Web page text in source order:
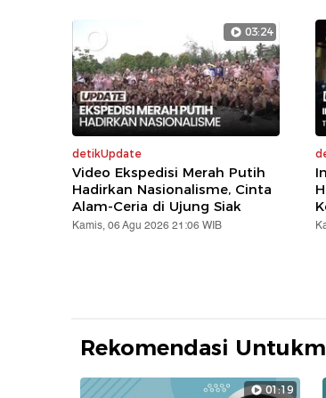
03:24
detikUpdate
Video Ekspedisi Merah Putih
Hadirkan Nasionalisme, Cinta
Alam-Ceria di Ujung Siak
Kamis, 06 Agu 2026 21:06 WIB
Rekomendasi
01:19